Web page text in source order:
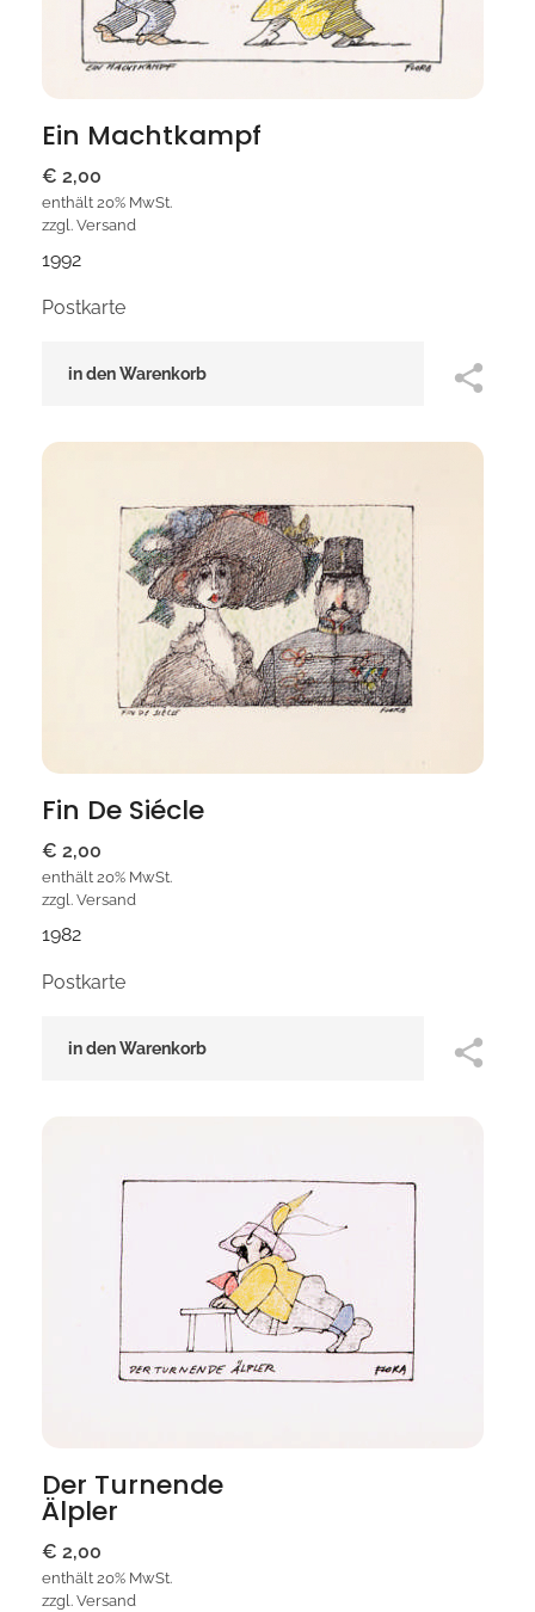
Ein Machtkampf
€ 2,00
enthält 20% MwSt.
zzgl. Versand
1992
Postkarte
in den Warenkorb
Fin De Siécle
€ 2,00
enthält 20% MwSt.
zzgl. Versand
1982
Postkarte
in den Warenkorb
Der Turnende
Älpler
€ 2,00
enthält 20% MwSt.
zzgl. Versand